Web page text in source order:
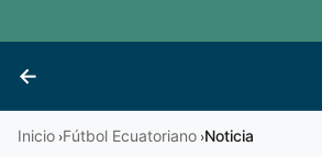
←
Vives
Inicio ›Fútbol Ecuatoriano ›Noticia